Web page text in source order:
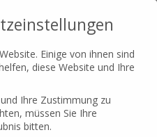
Einige von ihnen sind
diese Website und Ihre
Ihre Zustimmung zu
müssen Sie Ihre
bitten.